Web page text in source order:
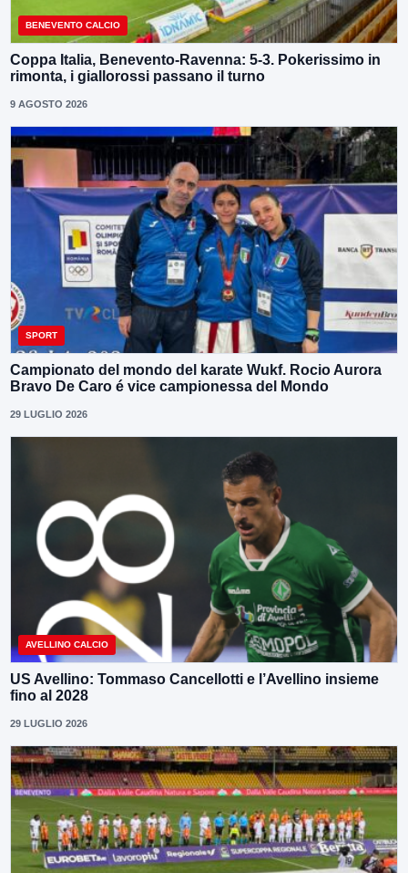
BENEVENTO CALCIO
Coppa Italia, Benevento-Ravenna: 5-3. Pokerissimo in
rimonta, i giallorossi passano il turno
9 AGOSTO 2026
SPORT
Campionato del mondo del karate Wukf. Rocio Aurora
Bravo De Caro é vice campionessa del Mondo
29 LUGLIO 2026
AVELLINO CALCIO
US Avellino: Tommaso Cancellotti e l’Avellino insieme
fino al 2028
29 LUGLIO 2026